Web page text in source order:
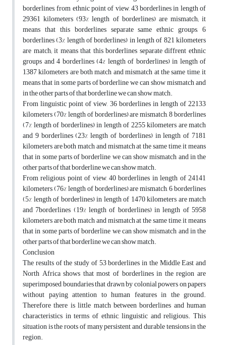
borderlines, from ethnic point of view, 43 borderlines in length of
29361 kilometers (93% length of borderlines) are mismatch; it
means that this borderlines separate same ethnic groups, 6
borderlines (3% length of borderlines) in length of 821 kilometers
are match; it means that this borderlines separate diffrent ethnic
groups and 4 borderlines (4% length of borderlines) in length of
1387 kilometers are both match and mismatch at the same time, it
means that in some parts of borderline we can show mismatch and
in the other parts of that borderline we can show match.
From linguistic point of view, 36 borderlines in length of 22133
kilometers (70% length of borderlines) are mismatch, 8 borderlines
(7% length of borderlines) in length of 2255 kilometers are match
and 9 borderlines (23% length of borderlines) in length of 7181
kilometers are both match and mismatch at the same time, it means
that in some parts of borderline we can show mismatch and in the
other parts of that borderline we can show match.
From religious point of view, 40 borderlines in length of 24141
kilometers (76% length of borderlines) are mismatch, 6 borderlines
(5% length of borderlines) in length of 1470 kilometers are match
and 7borderlines (19% length of borderlines) in length of 5958
kilometers are both match and mismatch at the same time, it means
that in some parts of borderline we can show mismatch and in the
other parts of that borderline we can show match.
Conclusion
The results of the study of 53 borderlines in the Middle East and
North Africa shows that most of borderlines in the region are
superimposed boundaries that drawn by colonial powers on papers
without paying attention to human features in the ground.
Therefore there is little match between borderlines and human
characteristics in terms of ethnic, linguistic and religious. This
situation is the roots of many persistent and durable tensions in the
region.